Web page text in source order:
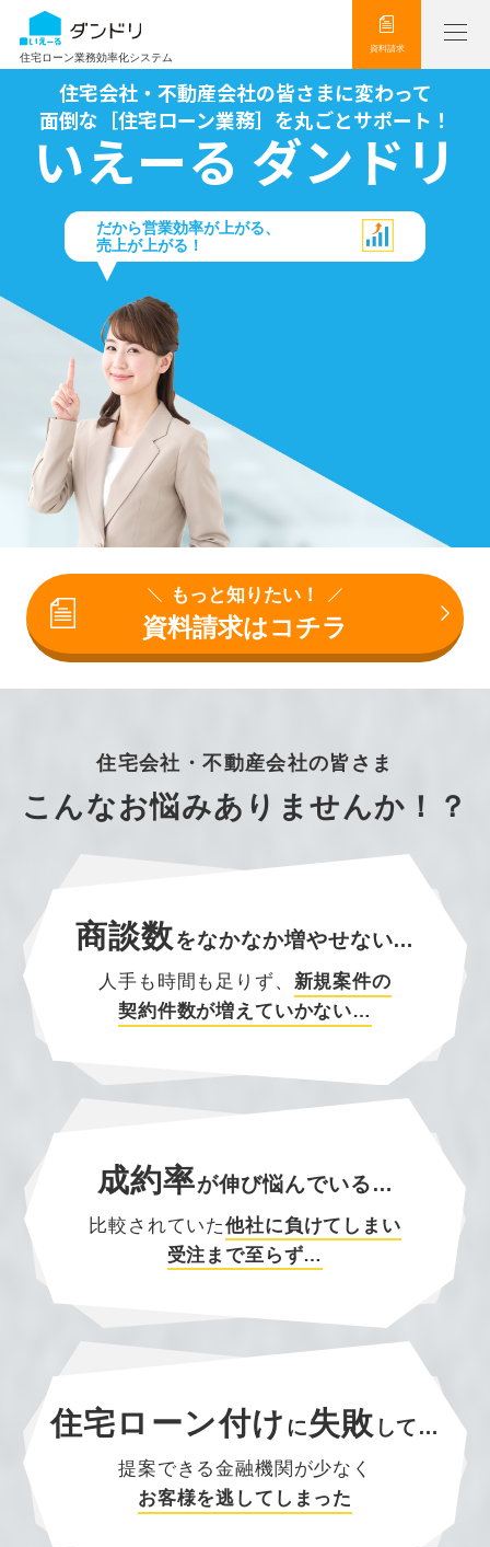
住宅ローン業務効率化システム
資料請求
住宅会社・不動産会社の皆さまに変わって
面倒な［住宅ローン業務］を丸ごとサポート！
いえーる ダンドリ
だから営業効率が上がる、
売上が上がる！
もっと知りたい！
資料請求はコチラ
住宅会社・不動産会社の皆さま
こんなお悩みありませんか！？
商談数をなかなか増やせない…
人手も時間も足りず、 新規案件の
契約件数が増えていかない…
成約率が伸び悩んでいる…
比較されていた他社に負けてしまい
受注まで至らず…
住宅ローン付け に失敗 して…
提案できる金融機関が少なく
お客様を逃してしまった